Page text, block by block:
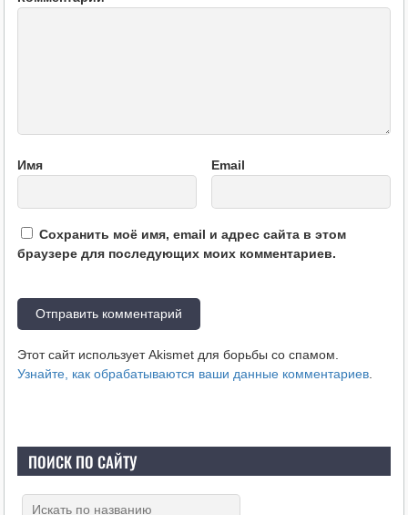
Имя Email
Сохранить моё имя, email и адрес сайта в этом
браузере для последующих моих комментариев.
Этот сайт использует Akismet для борьбы со спамом.
Узнайте, как обрабатываются ваши данные комментариев.
ПОИСК ПО САЙТУ